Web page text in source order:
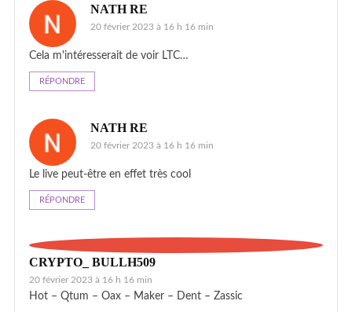
NATH RE
20 février 2023 à 16 h 16 min
Cela m'intéresserait de voir LTC…
RÉPONDRE
NATH RE
20 février 2023 à 16 h 16 min
Le live peut-être en effet très cool
RÉPONDRE
CRYPTO_ BULLH509
20 février 2023 à 16 h 16 min
Hot – Qtum – Oax – Maker – Dent – Zassic